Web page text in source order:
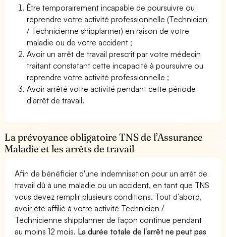
Être temporairement incapable de poursuivre ou
reprendre votre activité professionnelle (Technicien
/ Technicienne shipplanner) en raison de votre
maladie ou de votre accident ;
Avoir un arrêt de travail prescrit par votre médecin
traitant constatant cette incapacité à poursuivre ou
reprendre votre activité professionnelle ;
Avoir arrêté votre activité pendant cette période
d'arrêt de travail.
La prévoyance obligatoire TNS de l’Assurance
Maladie et les arrêts de travail
Afin de bénéficier d'une indemnisation pour un arrêt de
travail dû à une maladie ou un accident, en tant que TNS
vous devez remplir plusieurs conditions. Tout d’abord,
avoir été affilié à votre activité Technicien /
Technicienne shipplanner de façon continue pendant
au moins 12 mois. La durée totale de l'arrêt ne peut pas